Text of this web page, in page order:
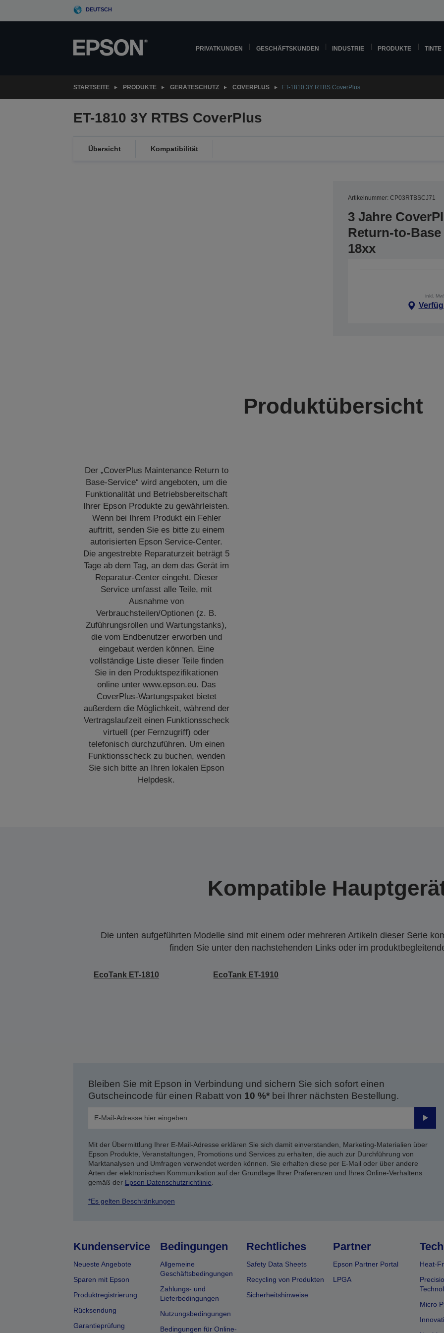
DEUTSCH
PRIVATKUNDEN GESCHÄFTSKUNDEN INDUSTRIE PRODUKTE TINTE
STARTSEITE PRODUKTE GERÄTESCHUTZ COVERPLUS ET-1810 3Y RTBS CoverPlus
ET-1810 3Y RTBS CoverPlus
Übersicht Kompatibilität
Artikelnummer: CP03RTBSCJ71
3 Jahre
Return-to-
18xx
inkl.
Produktübersicht
Der „CoverPlus Maintenance Return to
Base-Service“ wird angeboten, um die
Funktionalität und Betriebsbereitschaft
Ihrer Epson Produkte zu gewährleisten.
Wenn bei Ihrem Produkt ein Fehler
auftritt, senden Sie es bitte zu einem
autorisierten Epson Service-Center.
Die angestrebte Reparaturzeit beträgt 5
Tage ab dem Tag, an dem das Gerät im
Reparatur-Center eingeht. Dieser
Service umfasst alle Teile, mit
Ausnahme von
Verbrauchsteilen/Optionen (z. B.
Zuführungsrollen und Wartungstanks),
die vom Endbenutzer erworben und
eingebaut werden können. Eine
vollständige Liste dieser Teile finden
Sie in den Produktspezifikationen
online unter www.epson.eu. Das
CoverPlus-Wartungspaket bietet
außerdem die Möglichkeit, während der
Vertragslaufzeit einen Funktionsscheck
virtuell (per Fernzugriff) oder
telefonisch durchzuführen. Um einen
Funktionsscheck zu buchen, wenden
Sie sich bitte an Ihren lokalen Epson
Helpdesk.
Kompatible
Die unten aufgeführten Modelle sind mit einem oder mehreren Artikeln dieser Serie
finden Sie unter den nachstehenden Links oder im
EcoTank ET-1810 EcoTank ET-1910
Bleiben Sie mit Epson in Verbindung und sichern Sie sich sofort einen
Gutscheincode für einen Rabatt von 10 %*bei Ihrer nächsten Bestellung.
Mit der Übermittlung Ihrer E-Mail-Adresse erklären Sie sich damit einverstanden, Marketing-Materialien über
Epson Produkte, Veranstaltungen, Promotions und Services zu erhalten, die auch zur Durchführung von
Marktanalysen und Umfragen verwendet werden können. Sie erhalten diese per E-Mail oder über andere
Arten der elektronischen Kommunikation auf der Grundlage Ihrer Präferenzen und Ihres Online-Verhaltens
gemäß der Epson Datenschutzrichtlinie
*Es gelten Beschränkungen
Kundenservice
Neueste Angebote
Sparen mit Epson
Produktregistrierung
Rücksendung
Garantieprüfung
Bedingungen
Allgemeine
Geschäftsbedingungen
Zahlungs- und
Lieferbedingungen
Nutzungsbedingungen
Bedingungen für Online-
Rechtliches
Safety Data Sheets
Recycling von Produkten
Sicherheitshinweise
Partner
Epson Partner Portal
LPGA
Heat-
Micro